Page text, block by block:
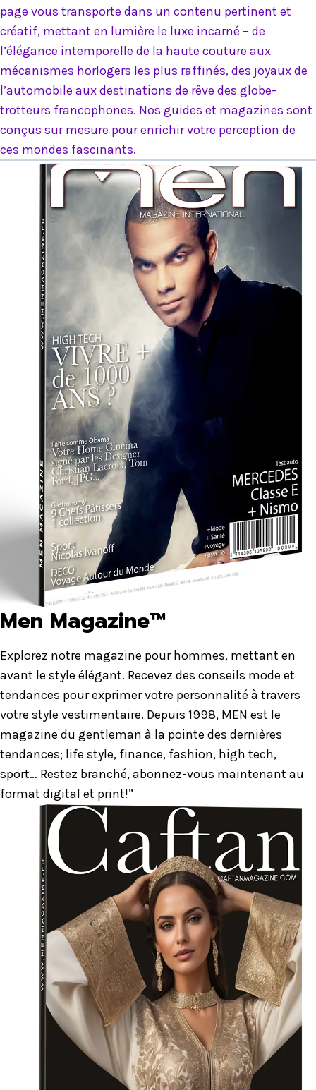
page vous transporte dans un contenu pertinent et
créatif, mettant en lumière le luxe incarné – de
l’élégance intemporelle de la haute couture aux
mécanismes horlogers les plus raffinés, des joyaux de
l’automobile aux destinations de rêve des globe-
trotteurs francophones. Nos guides et magazines sont
conçus sur mesure pour enrichir votre perception de
ces mondes fascinants.
Men Magazine™
Explorez notre magazine pour hommes, mettant en
avant le style élégant. Recevez des conseils mode et
tendances pour exprimer votre personnalité à travers
votre style vestimentaire. Depuis 1998, MEN est le
magazine du gentleman à la pointe des dernières
tendances; life style, finance, fashion, high tech,
sport… Restez branché, abonnez-vous maintenant au
format digital et print!”